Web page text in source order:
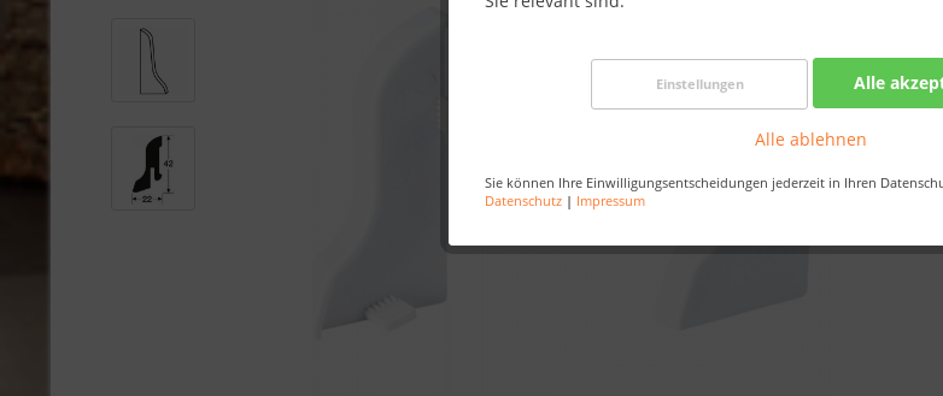
Einstellungen Alle
Alle ablehnen
Sie können Ihre Einwilligungsentscheidungen jederzeit in Ihren
Datenschutz | Impressum